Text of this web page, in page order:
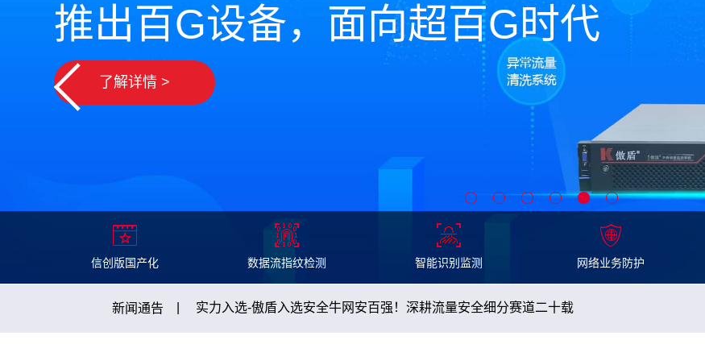
推出百G设备，面向超百G时代
了解详情 >
信创版国产化 数据流指纹检测 智能识别监测 网络业务防护
新闻通告 合规必读-递归解析IP地址为何要报备？如何报？
新闻通告 实力入选-傲盾入选安全牛网安百强！深耕流量安全细分赛道二十载